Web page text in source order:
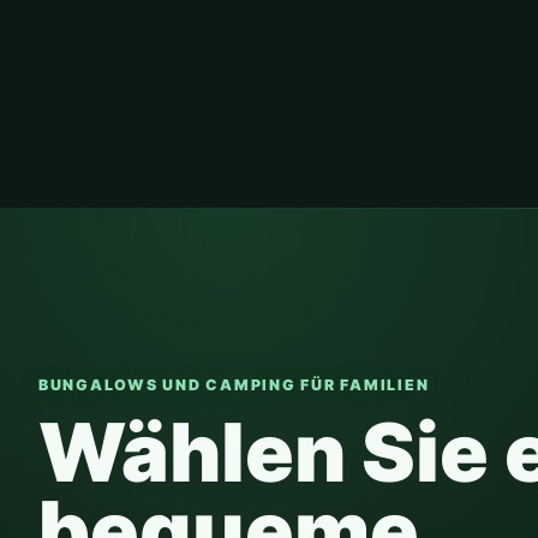
BUNGALOWS UND CAMPING FÜR FAMILIEN
Wählen Sie